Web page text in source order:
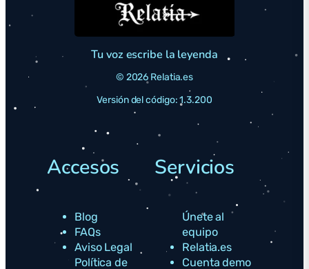
Tu voz escribe la leyenda
© 2026 Relatia.es
Versión del código: 1.3.200
Accesos
Blog
FAQs
Aviso Legal
Política de
Servicios
Únete al
equipo
Relatia.es
Cuenta demo